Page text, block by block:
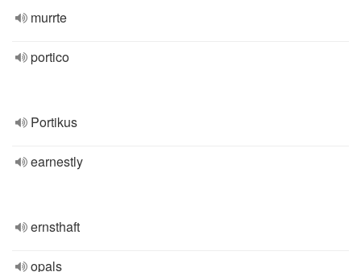
murrte
portico
Portikus
earnestly
ernsthaft
opals